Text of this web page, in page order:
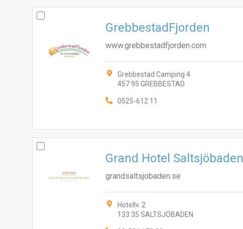
GrebbestadFjorden
www.grebbestadfjorden.com
Grebbestad Camping 4
457 95 GREBBESTAD
0525-612 11
Grand Hotel Saltsjöbaden
grandsaltsjobaden.se
Hotellv. 2
133 35 SALTSJÖBADEN